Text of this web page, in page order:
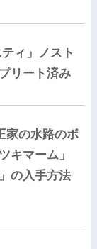
ィ」ノスト
リート済み
家の水路のボ
キマーム」
の入手方法